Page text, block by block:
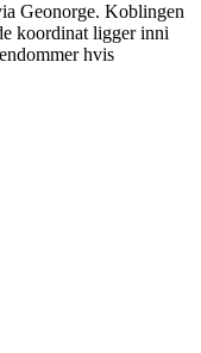
Geonorge. Koblingen
koordinat ligger inni
hvis